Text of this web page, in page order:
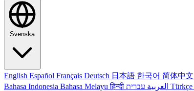
Svenska
English Español Français Deutsch 日本語 한국어 简体中文
Bahasa Indonesia Bahasa Melayuहिन्दी العربية Türkçe